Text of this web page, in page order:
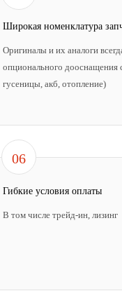
Широкая номенклатура
Оригиналы и их аналоги
опционального дооснащения
гусеницы, акб, отопление)
06
Гибкие условия оплаты
В том числе трейд-ин, лизинг